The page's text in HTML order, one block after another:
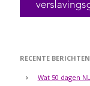
RECENTE BERICHTEN
Wat 50 dagen